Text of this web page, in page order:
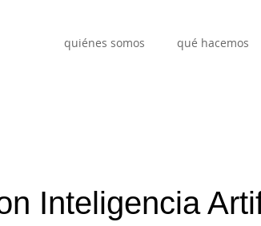
quiénes somos qué hacemos
Inteligencia